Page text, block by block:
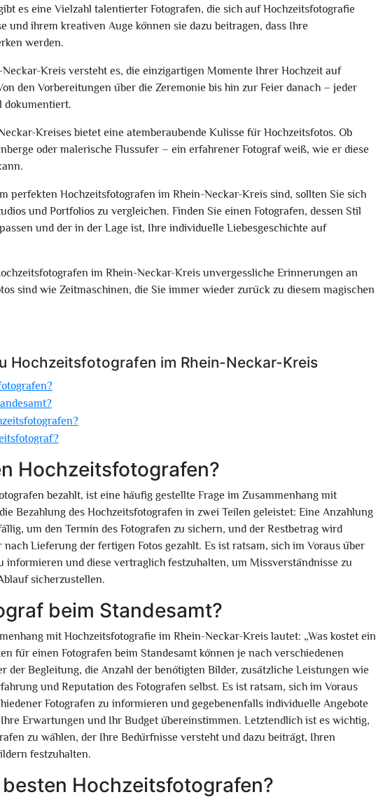
es eine Vielzahl talentierter Fotografen, die sich auf Hochzeitsfotografie
und ihrem kreativen Auge können sie dazu beitragen, dass Ihre
werden.
Kreis versteht es, die einzigartigen Momente Ihrer Hochzeit auf
den Vorbereitungen über die Zeremonie bis hin zur Feier danach – jeder
dokumentiert.
Kreises bietet eine atemberaubende Kulisse für Hochzeitsfotos. Ob
oder malerische Flussufer – ein erfahrener Fotograf weiß, wie er diese
perfekten Hochzeitsfotografen im Rhein-Neckar-Kreis sind, sollten Sie sich
und Portfolios zu vergleichen. Finden Sie einen Fotografen, dessen Stil
und der in der Lage ist, Ihre individuelle Liebesgeschichte auf
im Rhein-Neckar-Kreis unvergessliche Erinnerungen an
sind wie Zeitmaschinen, die Sie immer wieder zurück zu diesem magischen
Hochzeitsfotografen im Rhein-Neckar-Kreis
Hochzeitsfotografen?
bezahlt, ist eine häufig gestellte Frage im Zusammenhang mit
Bezahlung des Hochzeitsfotografen in zwei Teilen geleistet: Eine Anzahlung
um den Termin des Fotografen zu sichern, und der Restbetrag wird
Lieferung der fertigen Fotos gezahlt. Es ist ratsam, sich im Voraus über
informieren und diese vertraglich festzuhalten, um Missverständnisse zu
sicherzustellen.
beim Standesamt?
mit Hochzeitsfotografie im Rhein-Neckar-Kreis lautet: „Was kostet ein
für einen Fotografen beim Standesamt können je nach verschiedenen
der Begleitung, die Anzahl der benötigten Bilder, zusätzliche Leistungen wie
und Reputation des Fotografen selbst. Es ist ratsam, sich im Voraus
Fotografen zu informieren und gegebenenfalls individuelle Angebote
Erwartungen und Ihr Budget übereinstimmen. Letztendlich ist es wichtig,
zu wählen, der Ihre Bedürfnisse versteht und dazu beiträgt, Ihren
festzuhalten.
Hochzeitsfotografen?